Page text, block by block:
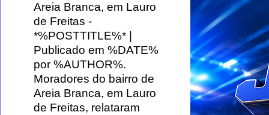
Areia Branca, em Lauro
de Freitas -
*%POSTTITLE%* |
Publicado em %DATE%
por %AUTHOR%.
Moradores do bairro de
Areia Branca, em Lauro
de Freitas, relataram